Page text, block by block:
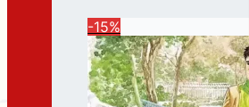
-15%